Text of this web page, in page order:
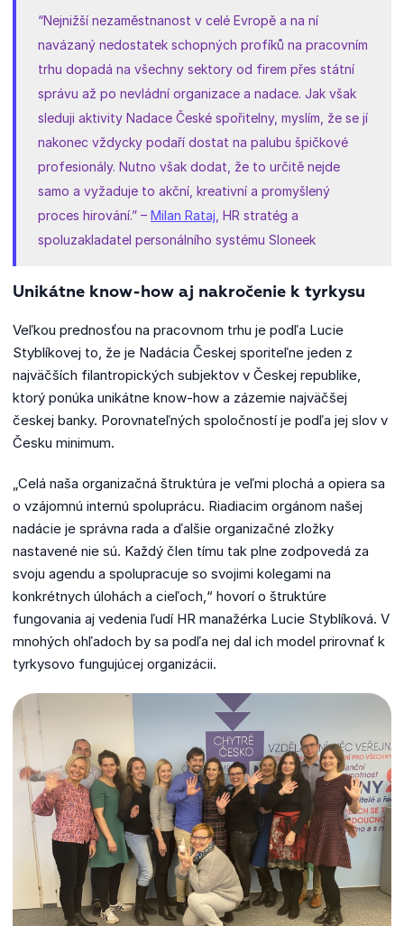
“Nejnižší nezaměstnanost v celé Evropě a na ní
navázaný nedostatek schopných profíků na pracovním
trhu dopadá na všechny sektory od firem přes státní
správu až po nevládní organizace a nadace. Jak však
sleduji aktivity Nadace České spořitelny, myslím, že se jí
nakonec vždycky podaří dostat na palubu špičkové
profesionály. Nutno však dodat, že to určitě nejde
samo a vyžaduje to akční, kreativní a promyšlený
proces hirování.” – Milan Rataj , HR stratég a
spoluzakladatel personálního systému Sloneek
Unikátne know-how aj nakročenie k tyrkysu
Veľkou prednosťou na pracovnom trhu je podľa Lucie
Styblíkovej to, že je Nadácia Českej sporiteľne jeden z
najväčších filantropických subjektov v Českej republike,
ktorý ponúka unikátne know-how a zázemie najväčšej
českej banky. Porovnateľných spoločností je podľa jej slov v
Česku minimum.
„Celá naša organizačná štruktúra je veľmi plochá a opiera sa
o vzájomnú internú spoluprácu. Riadiacim orgánom našej
nadácie je správna rada a ďalšie organizačné zložky
nastavené nie sú. Každý člen tímu tak plne zodpovedá za
svoju agendu a spolupracuje so svojimi kolegami na
konkrétnych úlohách a cieľoch,“ hovorí o štruktúre
fungovania aj vedenia ľudí HR manažérka Lucie Styblíková. V
mnohých ohľadoch by sa podľa nej dal ich model prirovnať k
tyrkysovo fungujúcej organizácii.